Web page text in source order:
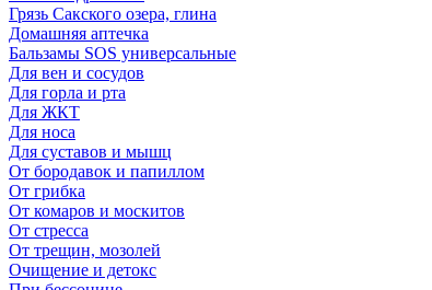
Грязь Сакского озера, глина
Домашняя аптечка
Бальзамы SOS универсальные
Для вен и сосудов
Для горла и рта
Для ЖКТ
Для носа
Для суставов и мышц
От бородавок и папиллом
От грибка
От комаров и москитов
От стресса
От трещин, мозолей
Очищение и детокс